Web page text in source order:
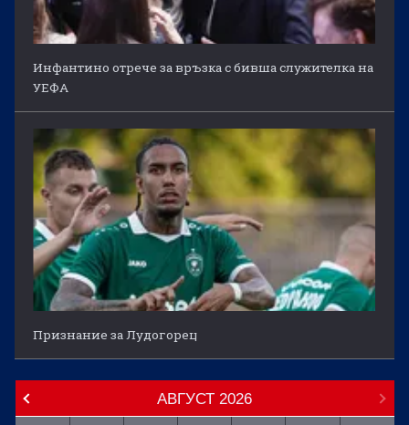
Инфантино отрече за връзка с бивша служителка на
УЕФА
Признание за Лудогорец
АВГУСТ 2026